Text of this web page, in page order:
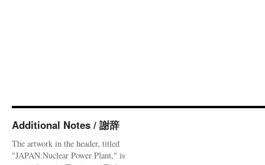
Additional Notes / 謝辞
The artwork in the header, titled
"JAPAN:Nuclear Power Plant," is